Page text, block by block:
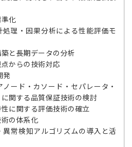
化
理・因果分析による性能評価モ
と長期データの分析
からの技術対応
発
ード・カソード・セパレータ・
関する品質保証技術の検討
に関する評価技術の確立
の体系化
常検知アルゴリズムの導入と活